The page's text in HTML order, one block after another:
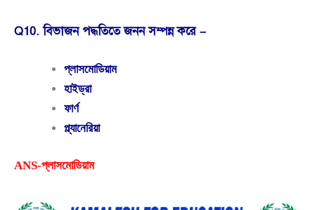
Q10. বিভাজন পদ্ধতিতে জনন সম্পন্ন করে –
প্লাসমোডিয়াম
হাইড্রা
ফার্ণ
প্ল্যানেরিয়া
ANS-প্লাসমোডিয়াম